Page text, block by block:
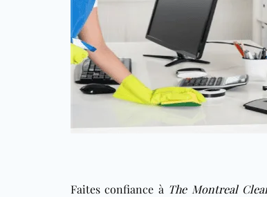
Faites confiance à The Montreal